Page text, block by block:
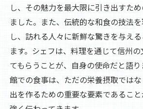
し、その魅力を最大限に引き出すた
ました。また、伝統的な和食の技法
し、訪れる人々に新鮮な驚きを与え
ます。シェフは、料理を通じて信州
てもらうことが、自身の使命だと語
館での食事は、ただの栄養摂取では
出を作るための重要な要素であるこ